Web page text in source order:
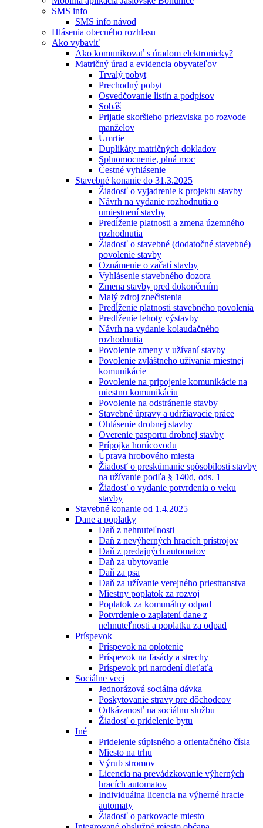
SMS info
SMS info návod
Hlásenia obecného rozhlasu
Ako vybaviť
Ako komunikovať s úradom elektronicky?
Matričný úrad a evidencia obyvateľov
Trvalý pobyt
Prechodný pobyt
Osvedčovanie listín a podpisov
Sobáš
Prijatie skoršieho priezviska po rozvode
manželov
Úmrtie
Duplikáty matričných dokladov
Splnomocnenie, plná moc
Čestné vyhlásenie
Stavebné konanie do 31.3.2025
Žiadosť o vyjadrenie k projektu stavby
Návrh na vydanie rozhodnutia o
umiestnení stavby
Predĺženie platnosti a zmena územného
rozhodnutia
Žiadosť o stavebné (dodatočné stavebné)
povolenie stavby
Oznámenie o začatí stavby
Vyhlásenie stavebného dozora
Zmena stavby pred dokončením
Malý zdroj znečistenia
Predĺženie platnosti stavebného povolenia
Predĺženie lehoty výstavby
Návrh na vydanie kolaudačného
rozhodnutia
Povolenie zmeny v užívaní stavby
Povolenie zvláštneho užívania miestnej
komunikácie
Povolenie na pripojenie komunikácie na
miestnu komunikáciu
Povolenie na odstránenie stavby
Stavebné úpravy a udržiavacie práce
Ohlásenie drobnej stavby
Overenie pasportu drobnej stavby
Prípojka horúcovodu
Úprava hrobového miesta
Žiadosť o preskúmanie spôsobilosti stavby
na užívanie podľa § 140d, ods. 1
Žiadosť o vydanie potvrdenia o veku
stavby
Stavebné konanie od 1.4.2025
Dane a poplatky
Daň z nehnuteľnosti
Daň z nevýherných hracích prístrojov
Daň z predajných automatov
Daň za ubytovanie
Daň za psa
Daň za užívanie verejného priestranstva
Miestny poplatok za rozvoj
Poplatok za komunálny odpad
Potvrdenie o zaplatení dane z
nehnuteľnosti a poplatku za odpad
Príspevok
Príspevok na oplotenie
Príspevok na fasády a strechy
Príspevok pri narodení dieťaťa
Sociálne veci
Jednorázová sociálna dávka
Poskytovanie stravy pre dôchodcov
Odkázanosť na sociálnu službu
Žiadosť o pridelenie bytu
Iné
Pridelenie súpisného a orientačného čísla
Miesto na trhu
Výrub stromov
Licencia na prevádzkovanie výherných
hracích automatov
Individuálna licencia na výherné hracie
automaty
Žiadosť o parkovacie miesto